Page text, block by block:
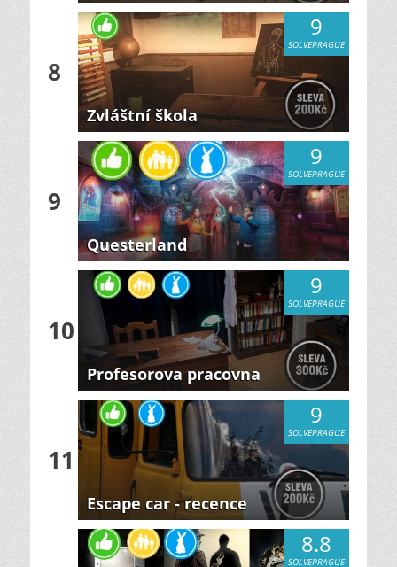
8
9
SOLVEPRAGUE
Zvláštní škola
9
9
SOLVEPRAGUE
Questerland
10
9
SOLVEPRAGUE
Profesorova pracovna
11
9
SOLVEPRAGUE
Escape car - recence
8.8
SOLVEPRAGUE